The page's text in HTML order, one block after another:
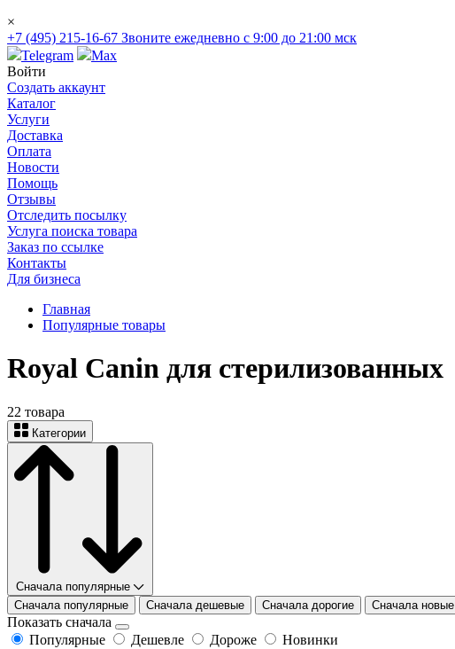
×
+7 (495) 215-16-67 Звоните ежедневно с 9:00 до 21:00 мск
Telegram
Max
Войти
Создать аккаунт
Каталог
Услуги
Доставка
Оплата
Новости
Помощь
Отзывы
Отследить посылку
Услуга поиска товара
Заказ по ссылке
Контакты
Для бизнеса
Главная
Популярные товары
Royal Canin для стерилизованных
22 товарa
Категории
Сначала популярные
Сначала популярные
Сначала дешевые Сначала дорогие Сначала новые
Показать сначала
Популярные
Дешевле Дороже
Новинки